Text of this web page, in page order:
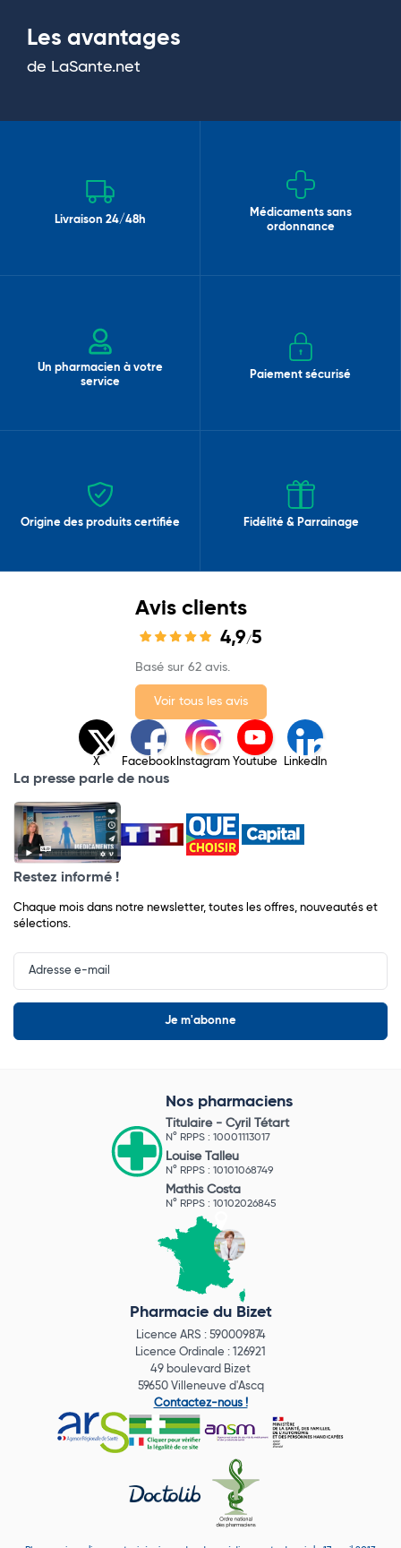
Les avantages
de LaSante.net
Livraison 24/48h
Médicaments sans
ordonnance
Un pharmacien à votre
service
Paiement sécurisé
Origine des produits certifiée Fidélité & Parrainage
Avis clients
4,9/5
Basé sur 62 avis.
Voir tous les avis
X Facebook Instagram Youtube LinkedIn
La presse parle de nous
Restez informé !
Chaque mois dans notre newsletter, toutes les offres, nouveautés et
sélections.
Input
Newsletter
Nos pharmaciens
Titulaire - Cyril Tétart
N° RPPS : 10001113017
Louise Talleu
N° RPPS : 10101068749
Mathis Costa
N° RPPS : 10102026845
Pharmacie du Bizet
Licence ARS : 590009874
Licence Ordinale : 126921
49 boulevard Bizet
59650 Villeneuve d'Ascq
Contactez-nous !